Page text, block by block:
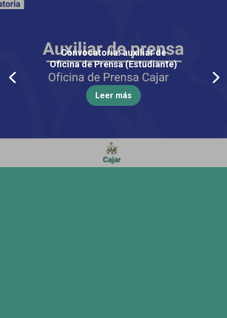
Convocatoria: auxiliar de
Oficina de Prensa (Estudiante)
Leer más